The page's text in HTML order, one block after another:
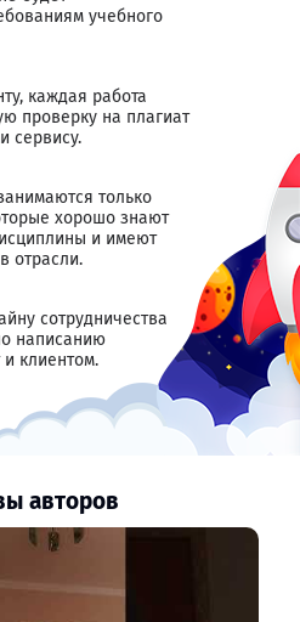
учебного
каждая работа
проверку на плагиат
сервису.
только
хорошо знают
и имеют
отрасли.
сотрудничества
написанию
и клиентом.
авторов